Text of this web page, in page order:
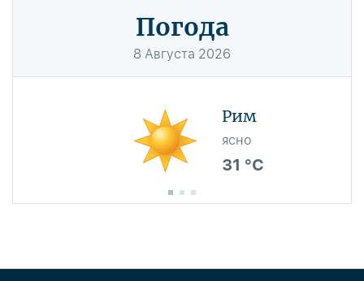
Погода
8 Августа 2026
Рим
ясно
31 °C